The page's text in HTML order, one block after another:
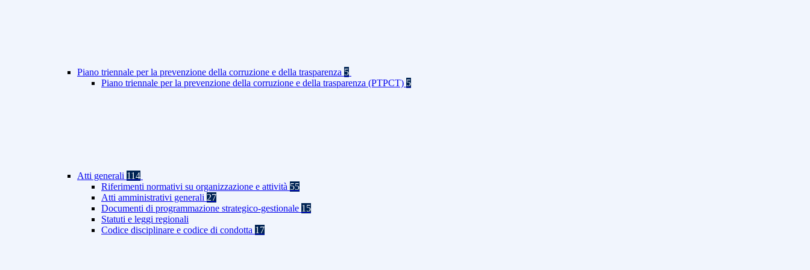
Piano triennale per la prevenzione della corruzione e della trasparenza 5
Piano triennale per la prevenzione della corruzione e della trasparenza (PTPCT) 5
Atti generali 114
Riferimenti normativi su organizzazione e attività 55
Atti amministrativi generali 27
Documenti di programmazione strategico-gestionale 15
Statuti e leggi regionali
Codice disciplinare e codice di condotta 17